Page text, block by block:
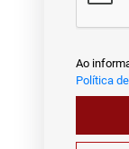
Ao
Política